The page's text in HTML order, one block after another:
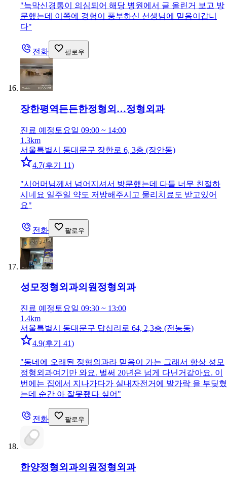
"늑막신경통이 의심되어 해당 병원에서 글 올린거 보고 방
문했는데 이쪽에 경험이 풍부하신 선생님에 믿음이갑니
다"
전화 팔로우
장한평역든든한정형외…정형외과
진료 예정 토요일 09:00 ~ 14:00
1.3km
서울특별시 동대문구 장한로 6, 3층 (장안동)
4.7(후기 11)
"시어머님께서 넘어지셔서 방문했는데 다들 너무 친절하
시네요 일주일 약도 저방해주시고 물리치료도 받고있어
요"
전화 팔로우
성모정형외과의원정형외과
진료 예정 토요일 09:30 ~ 13:00
1.4km
서울특별시 동대문구 답십리로 64, 2,3층 (전농동)
4.9(후기 41)
"동네에 오래된 정형외과라 믿음이 가는 그래서 항상 성모
정형외과여기만 와요. 벌써 20년은 넘게 다닌거같아요. 이
번에는 집에서 지나가다가 실내자전거에 발가락 을 부딪혔
는데 순간 아 잘못좼다 싶어 "
전화 팔로우
한양정형외과의원 정형외과